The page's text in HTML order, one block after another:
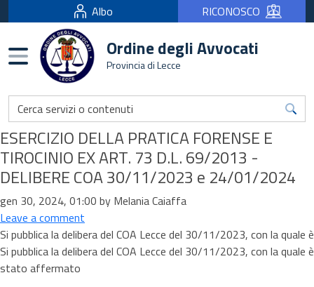
Albo RICONOSCO
Burger menu Ordine degli Avvocati
Provincia di Lecce
ESERCIZIO DELLA PRATICA FORENSE E
TIROCINIO EX ART. 73 D.L. 69/2013 -
DELIBERE COA 30/11/2023 e 24/01/2024
gen 30, 2024, 01:00 by Melania Caiaffa
Leave a comment
Si pubblica la delibera del COA Lecce del 30/11/2023, con la quale è
Si pubblica la delibera del COA Lecce del 30/11/2023, con la quale è
stato affermato